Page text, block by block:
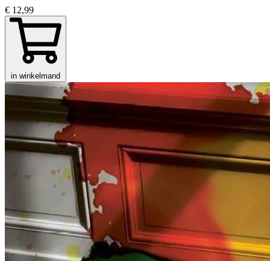
€ 12,99
in winkelmand